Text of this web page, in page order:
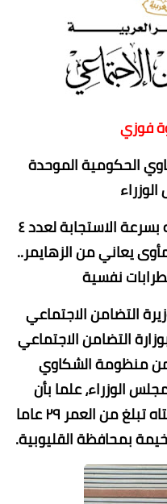
فوزي
الحكومية الموحدة
وزيرة التضامن الاجتماعي توجه بسرعة الاستجابة لعدد ٤
يعاني من الزهايمر..
نفسية
التضامن الاجتماعي
التضامن الاجتماعي
منظومة الشكاوي
الوزراء، علما بأن
الشكوى قد أشارت إلى وجود فتاه تبلغ من العمر ٢٩ عاما
بمحافظة القليوبية.